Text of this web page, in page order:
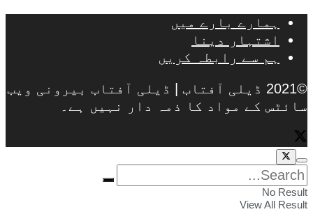
ہمارے بارے میں
اشتہار دینا
ہم سے رابطہ کریں
©2021 ڈیلی آفتاب | ڈیلی آفتاب بیرونی ویب
سائٹس کے مواد کا ذمہ دار نہیں ہے۔
No Result
View All Result